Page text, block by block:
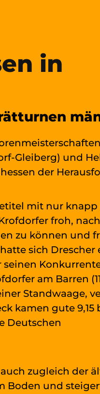
in
Gleiberg) und
der
mit nur
froh,
zu können und
sich Drescher
am Barren
Standwaage,
kamen gute 9,15
Deutschen
zugleich der
Boden und